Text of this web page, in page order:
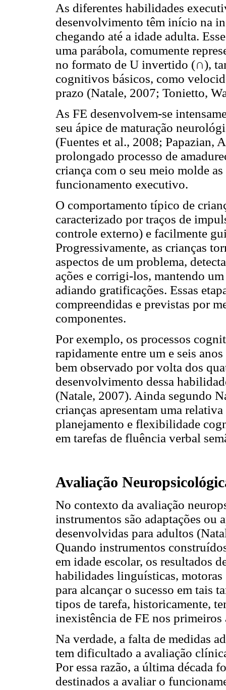
As diferentes habilidades
desenvolvimento têm início na
chegando até a idade adulta.
uma parábola, comumente
no formato de U invertido (∩),
cognitivos básicos, como
prazo (Natale, 2007; Tonietto,
As FE desenvolvem-se
seu ápice de maturação
(Fuentes et al., 2008; Papazian,
prolongado processo de
criança com o seu meio molde
funcionamento executivo.
O comportamento típico de
caracterizado por traços de
controle externo) e facilmente
Progressivamente, as crianças
aspectos de um problema,
ações e corrigi-los, mantendo
adiando gratificações. Essas
compreendidas e previstas por
componentes.
Por exemplo, os processos
rapidamente entre um e seis
bem observado por volta dos
desenvolvimento dessa
(Natale, 2007). Ainda segundo
crianças apresentam uma
planejamento e flexibilidade
em tarefas de fluência verbal
Avaliação
No contexto da avaliação
instrumentos são adaptações ou
desenvolvidas para adultos
Quando instrumentos
em idade escolar, os resultados
habilidades linguísticas, motoras
para alcançar o sucesso em tais
tipos de tarefa, historicamente,
inexistência de FE nos
Na verdade, a falta de medidas
tem dificultado a avaliação
Por essa razão, a última década
destinados a avaliar o